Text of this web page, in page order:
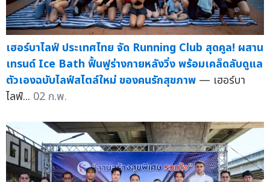
เฮอร์บาไลฟ์ ประเทศไทย จัด Running Club สุดคูล! ผสาน
เทรนด์ Ice Bath ฟื้นฟูร่างกายหลังวิ่ง พร้อมเคล็ดลับดูแล
ตัวเองฉบับไลฟ์สไตล์ใหม่ ของคนรักสุขภาพ — เฮอร์บา
ไลฟ์... 02 ก.พ.